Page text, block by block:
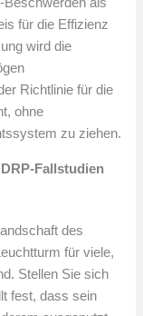
für die Effizienz
wird die
Richtlinie für die
ohne
zu ziehen.
Fallstudien
des
für viele,
Stellen Sie sich
fest, dass sein